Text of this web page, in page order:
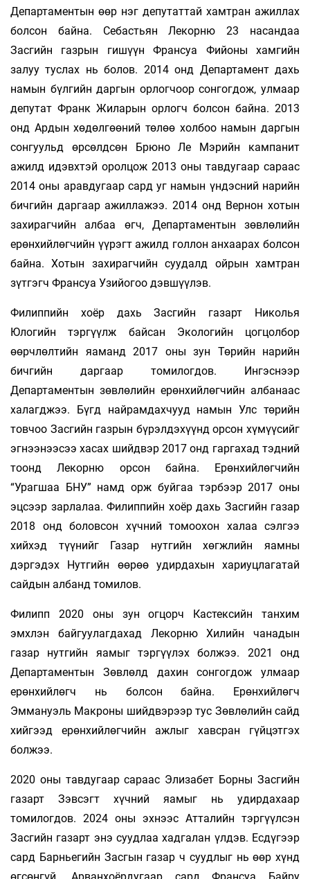
Департаментын өөр нэг депутаттай хамтран ажиллах
болсон байна. Себастьян Лекорню 23 насандаа
Засгийн газрын гишүүн Франсуа Фийоны хамгийн
залуу туслах нь болов. 2014 онд Департамент дахь
намын бүлгийн даргын орлогчоор сонгогдож, улмаар
депутат Франк Жилaрын орлогч болсон байна. 2013
онд Ардын хөдөлгөөний төлөө холбоо намын даргын
сонгуульд өрсөлдсөн Брюно Ле Мэрийн кампанит
ажилд идэвхтэй оролцож 2013 оны тавдугаар сараас
2014 оны аравдугаар сард уг намын үндэсний нарийн
бичгийн даргаар ажиллажээ. 2014 онд Вернон хотын
захирагчийн албаа өгч, Департаментын зөвлөлийн
ерөнхийлөгчийн үүрэгт ажилд голлон анхаарах болсон
байна. Хотын захирагчийн суудалд ойрын хамтран
зүтгэгч Франсуа Узийогоо дэвшүүлэв.
Филиппийн хоёр дахь Засгийн газарт Николья
Юлогийн тэргүүлж байсан Экологийн цогцолбор
өөрчлөлтийн яаманд 2017 оны зун Төрийн нарийн
бичгийн даргаар томилогдов. Ингэснээр
Департаментын зөвлөлийн ерөнхийлөгчийн албанаас
халагджээ. Бүгд найрамдахчууд намын Улс төрийн
товчоо Засгийн газрын бүрэлдэхүүнд орсон хүмүүсийг
эгнээнээсээ хасах шийдвэр 2017 онд гаргахад тэдний
тоонд Лекорню орсон байна. Ерөнхийлөгчийн
“Урагшаа БНУ” намд орж буйгаа тэрбээр 2017 оны
эцсээр зарлалаа. Филиппийн хоёр дахь Засгийн газар
2018 онд боловсон хүчний томоохон халаа сэлгээ
хийхэд түүнийг Газар нутгийн хөгжлийн яамны
дэргэдэх Нутгийн өөрөө удирдахын хариуцлагатай
сайдын албанд томилов.
Филипп 2020 оны зун огцорч Кастексийн танхим
эмхлэн байгуулагдахад Лекорню Хилийн чанадын
газар нутгийн яамыг тэргүүлэх болжээ. 2021 онд
Департаментын Зөвлөлд дахин сонгогдож улмаар
ерөнхийлөгч нь болсон байна. Ерөнхийлөгч
Эммануэль Макроны шийдвэрээр тус Зөвлөлийн сайд
хийгээд ерөнхийлөгчийн ажлыг хавсран гүйцэтгэх
болжээ.
2020 оны тавдугаар сараас Элизабет Борны Засгийн
газарт Зэвсэгт хүчний яамыг нь удирдахаар
томилогдов. 2024 оны эхнээс Атталийн тэргүүлсэн
Засгийн газарт энэ суудлаа хадгалан үлдэв. Есдүгээр
сард Барньегийн Засгын газар ч суудлыг нь өөр хүнд